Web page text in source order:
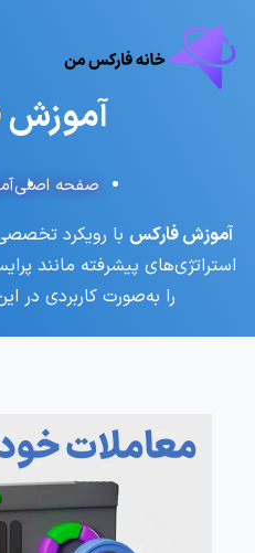
آموزش
صفحه اصلی
آموزش فارکس با رویکرد
را به‌صورت کاربردی در